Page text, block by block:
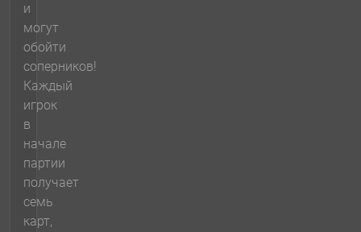
и
могут
обойти
соперников!
Каждый
игрок
в
начале
партии
получает
семь
карт,